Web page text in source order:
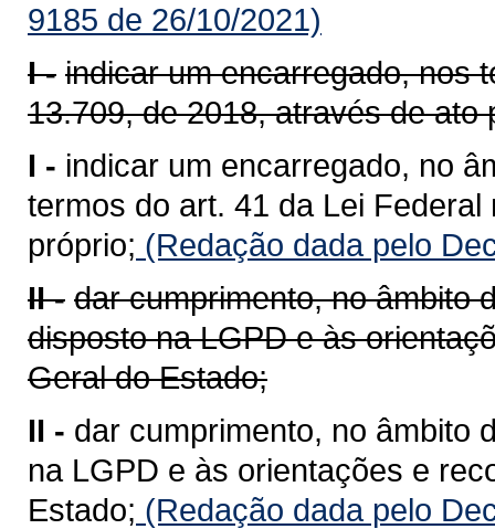
9185 de 26/10/2021)
I - indicar um encarregado, nos
13.709, de 2018, através de ato
I - indicar um encarregado, no
termos do art. 41 da Lei
próprio; (Redação dada pelo
II - dar cumprimento, no âmbito
disposto na LGPD e às
Geral do Estado;
II - dar cumprimento, no âmbito
na LGPD e às orientações e
Estado; (Redação dada pelo